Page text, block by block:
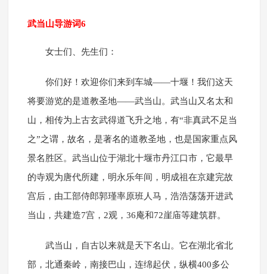
武当山导游词6
女士们、先生们：
你们好！欢迎你们来到车城——十堰！我们这天
将要游览的是道教圣地——武当山。武当山又名太和
山，相传为上古玄武得道飞升之地，有“非真武不足当
之”之谓，故名，是著名的道教圣地，也是国家重点风
景名胜区。武当山位于湖北十堰市丹江口市，它最早
的寺观为唐代所建，明永乐年间，明成祖在京建完故
宫后，由工部侍郎郭瑾率原班人马，浩浩荡荡开进武
当山，共建造7宫，2观，36庵和72崖庙等建筑群。
武当山，自古以来就是天下名山。它在湖北省北
部，北通秦岭，南接巴山，连绵起伏，纵横400多公